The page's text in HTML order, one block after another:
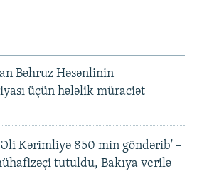
Bəhruz Həsənlinin
üçün hələlik müraciət
Əli Kərimliyə 850 min göndərib' –
tutuldu, Bakıya verilə